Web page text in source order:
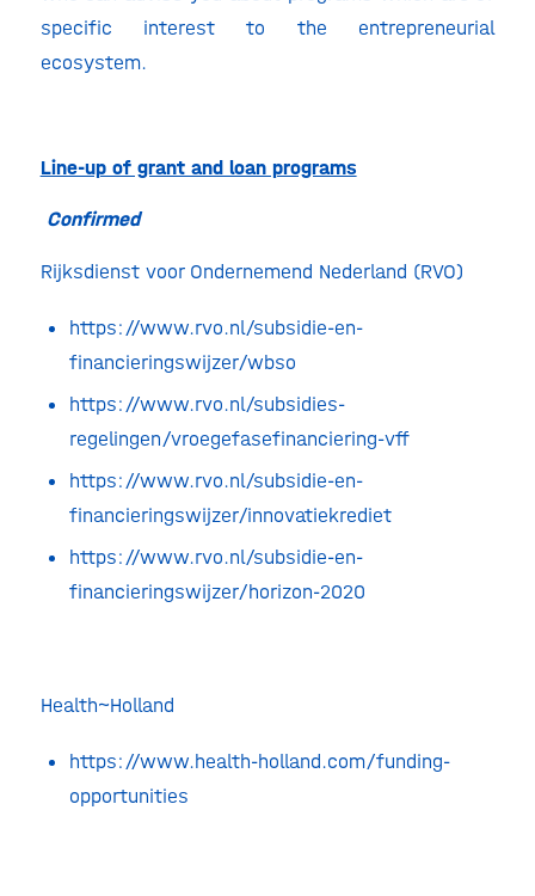
specific interest to the entrepreneurial
ecosystem.
Line-up of grant and loan programs
Confirmed
Rijksdienst voor Ondernemend Nederland (RVO)
https://www.rvo.nl/subsidie-en-
financieringswijzer/wbso
https://www.rvo.nl/subsidies-
regelingen/vroegefasefinanciering-vff
https://www.rvo.nl/subsidie-en-
financieringswijzer/innovatiekrediet
https://www.rvo.nl/subsidie-en-
financieringswijzer/horizon-2020
Health~Holland
https://www.health-holland.com/funding-
opportunities